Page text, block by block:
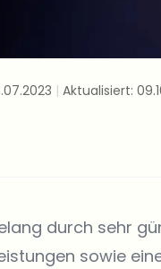
| Aktualisiert:
durch sehr
sowie